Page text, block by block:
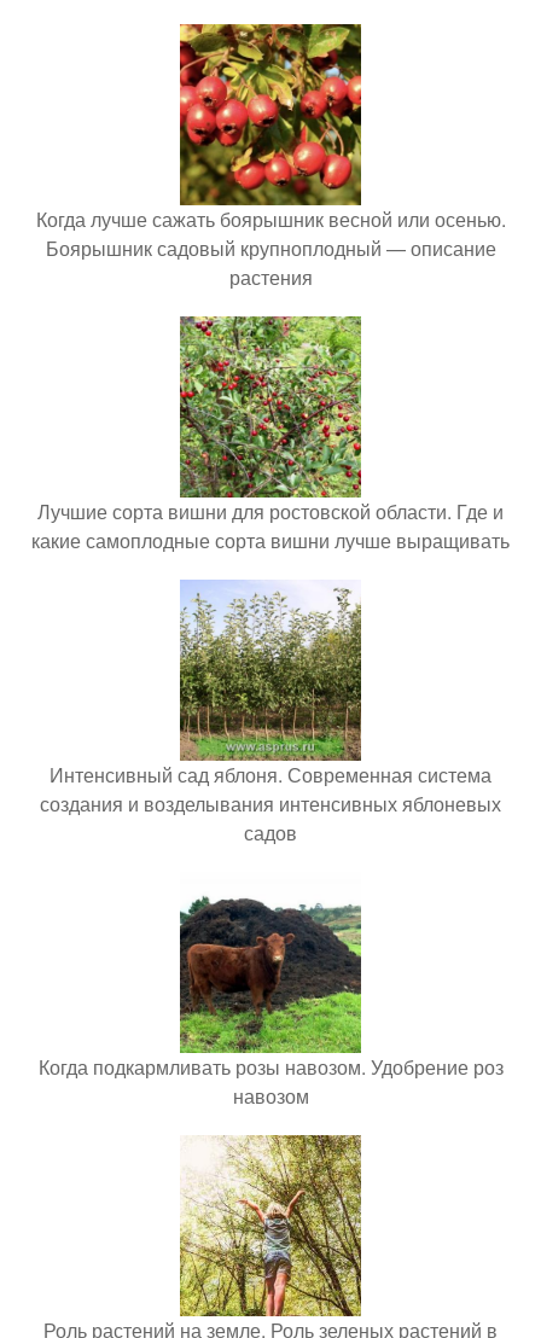
Когда лучше сажать боярышник весной или осенью.
Боярышник садовый крупноплодный — описание
растения
Лучшие сорта вишни для ростовской области. Где и
какие самоплодные сорта вишни лучше выращивать
Интенсивный сад яблоня. Современная система
создания и возделывания интенсивных яблоневых
садов
Когда подкармливать розы навозом. Удобрение роз
навозом
Роль растений на земле. Роль зеленых растений в